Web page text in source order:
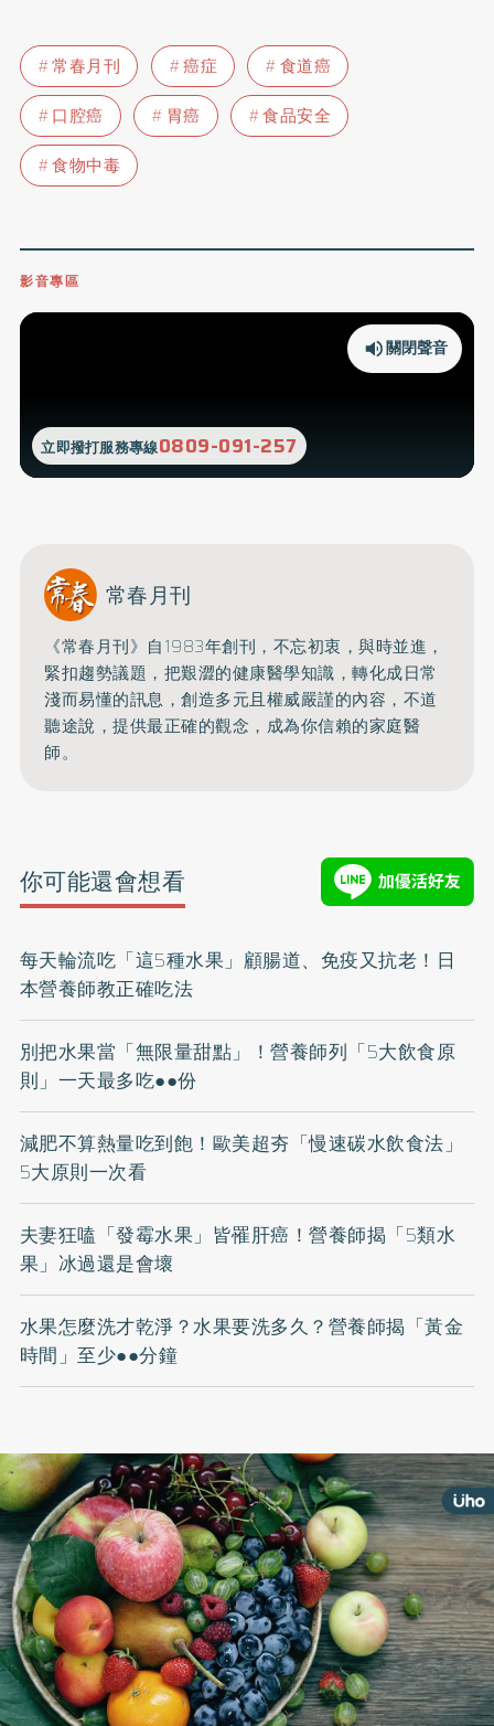
常春月刊 癌症
食道癌
口腔癌
胃癌
食品安全
食物中毒
影音專區
立即撥打服務專線0809-091-257
關閉聲音
常春月刊
《常春月刊》自1983年創刊，不忘初衷，與時並進，
緊扣趨勢議題，把艱澀的健康醫學知識，轉化成日常
淺而易懂的訊息，創造多元且權威嚴謹的內容， 不道
聽途說，提供最正確的觀念，成為你信賴的家庭醫
師。
你可能還會想看
每天輪流吃「這5種水果」顧腸道、免疫又抗老！日
本營養師教正確吃法
別把水果當「無限量甜點」！營養師列「5大飲食原
則」一天最多吃●●份
減肥不算熱量吃到飽！歐美超夯「慢速碳水飲食法」
5大原則一次看
夫妻狂嗑「發霉水果」皆罹肝癌！營養師揭「5類水
果」冰過還是會壞
水果怎麼洗才乾淨？水果要洗多久？營養師揭「黃金
時間」至少●●分鐘